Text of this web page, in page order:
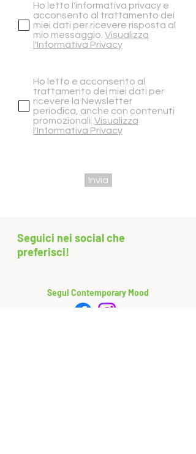
Ho letto l'informativa privacy e
acconsento al trattamento dei
miei dati per ricevere risposta al
mio messaggio. Visualizza
l'Informativa Privacy
Ho letto e acconsento al
trattamento dei miei dati per
ricevere la Newsletter
periodica, anche con contenuti
promozionali. Visualizza
l'Informativa Privacy
Invia
Seguici nei social che
preferisci!
Segui Contemporary Mood